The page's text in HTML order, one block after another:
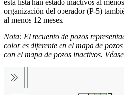
esta lista han estado inactivos al menos
organización del operador (P-5)
al menos 12 meses.
Nota: El recuento de pozos
color es diferente en el mapa de pozos
con el mapa de pozos inactivos. Véase